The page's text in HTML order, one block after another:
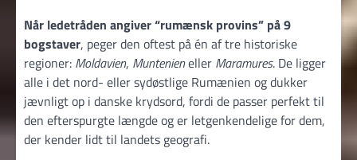
Når ledetråden angiver “rumænsk provins” på 9
bogstaver, peger den oftest på én af tre historiske
regioner: Moldavien, Muntenieneller Maramures. De ligger
alle i det nord- eller sydøstlige Rumænien og dukker
jævnligt op i danske krydsord, fordi de passer perfekt til
den efterspurgte længde og er letgenkendelige for dem,
der kender lidt til landets geografi.